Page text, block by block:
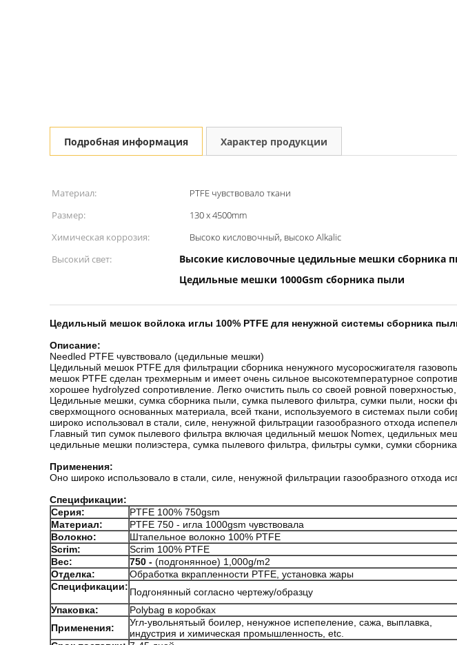
Подробная информация Характер продукции
Материал: PTFE чувствовало ткани
Размер:
130 x 4500mm
Химическая коррозия:
Высоко кисловочный, высоко Alkalic
Высокий свет:
Высокие кисловочные цедильные мешки сборника
Цедильные мешки 1000Gsm сборника пыли
Цедильный мешок войлока иглы 100% PTFE для ненужной системы сборника
Описание:
Needled PTFE чувствовало (цедильные мешки)
Цедильный мешок PTFE для фильтрации сборника ненужного мусоросжигателя
мешок PTFE сделан трехмерным и имеет очень сильное высокотемпературное
хорошее hydrolyzed сопротивление. Легко очистить пыль со своей ровной
Цедильные мешки, сумка сборника пыли, сумка пылевого фильтра, сумки пыли, носки
сверхмощного основанных материала, всей ткани, используемого в системах пыли
широко использовал в стали, силе, ненужной фильтрации газообразного отхода
Главный тип сумок пылевого фильтра включая цедильный мешок Nomex, цедильных
цедильные мешки полиэстера, сумка пылевого фильтра, фильтры сумки, сумки
Применения:
Оно широко использовало в стали, силе, ненужной фильтрации газообразного отхода
Спецификации:
Серия:
PTFE 100% 750gsm
Материал:
PTFE 750 - игла 1000gsm чувствовала
Волокно:
Штапельное волокно 100% PTFE
Scrim:
Scrim 100% PTFE
Вес:
750 - (подгонянное) 1,000g/m2
Отделка:
Обработка вкрапленности PTFE, установка жары
Спецификации: Подгонянный согласно чертежу/образцу
Упаковка:
Polybag в коробках
Применения:
Угл-увольнятьый боилер, ненужное испепеление, сажа, выплавка,
индустрия и химическая промышленность, etc.